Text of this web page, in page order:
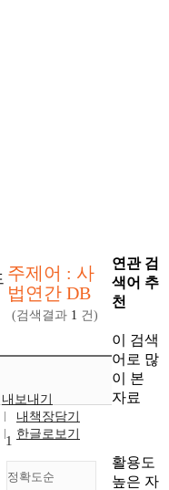
주제어 : 사
법연간 DB
(검색결과 1 건)
내보내기
내책장담기
한글로보기
정확도순
1
연관 검
색어 추
천
이 검색
어로 많
이 본
자료
활용도
높은 자